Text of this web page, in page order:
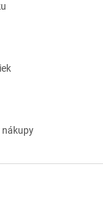
nákupy